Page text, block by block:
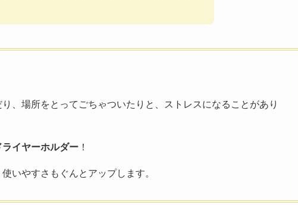
、場所をとってごちゃついたりと、ストレスになることがあり
ライヤーホルダー ！
いやすさもぐんとアップします。